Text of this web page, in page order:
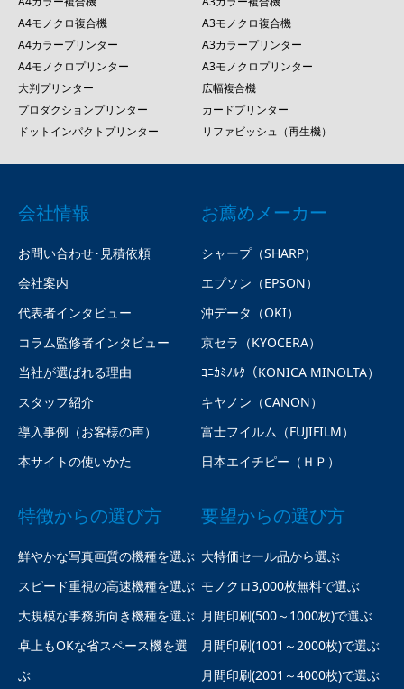
A4モノクロ複合機
A3モノクロ複合機
A4カラープリンター
A3カラープリンター
A4モノクロプリンター
A3モノクロプリンター
大判プリンター
広幅複合機
プロダクションプリンター
カードプリンター
ドットインパクトプリンター
リファビッシュ（再生機）
会社情報
お問い合わせ･見積依頼
会社案内
代表者インタビュー
コラム監修者インタビュー
当社が選ばれる理由
スタッフ紹介
導入事例（お客様の声）
本サイトの使いかた
お薦めメーカー
シャープ（SHARP）
エプソン（EPSON）
沖データ（OKI）
京セラ（KYOCERA）
ｺﾆｶﾐﾉﾙﾀ（KONICA MINOLTA）
キヤノン（CANON）
富士フイルム（FUJIFILM）
日本エイチピー（ＨＰ）
特徴からの選び方
鮮やかな写真画質の機種を選ぶ
スピード重視の高速機種を選ぶ
大規模な事務所向き機種を選ぶ
卓上もOKな省スペース機を選
ぶ
要望からの選び方
大特価セール品から選ぶ
モノクロ3,000枚無料で選ぶ
月間印刷(500～1000枚)で選ぶ
月間印刷(1001～2000枚)で選ぶ
月間印刷(2001～4000枚)で選ぶ